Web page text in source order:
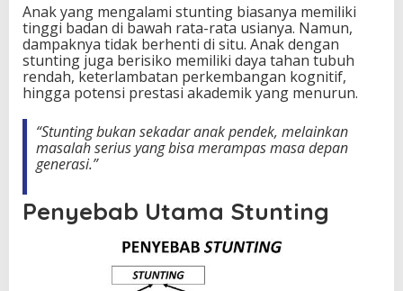
Anak yang mengalami stunting biasanya memiliki
tinggi badan di bawah rata-rata usianya. Namun,
dampaknya tidak berhenti di situ. Anak dengan
stunting juga berisiko memiliki daya tahan tubuh
rendah, keterlambatan perkembangan kognitif,
hingga potensi prestasi akademik yang menurun.
“Stunting bukan sekadar anak pendek, melainkan
masalah serius yang bisa merampas masa depan
generasi.”
Penyebab Utama Stunting